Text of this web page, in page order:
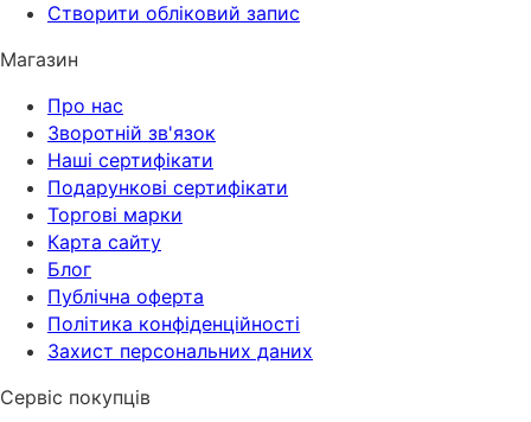
Створити обліковий запис
Магазин
Про нас
Зворотній зв'язок
Наші сертифікати
Подарункові сертифікати
Торгові марки
Карта сайту
Блог
Публічна оферта
Політика конфіденційності
Захист персональних даних
Сервіс покупців